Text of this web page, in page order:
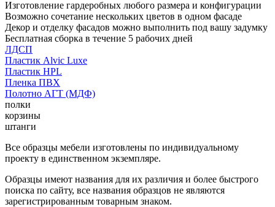
Изготовление гардеробных любого размера и конфигурации
Возможно сочетание нескольких цветов в одном фасаде
Декор и отделку фасадов можно выполнить под вашу задумку
Бесплатная сборка в течение 5 рабочих дней
ЛДСП
Пластик Alvic Luxe
Пластик HPL
Пленка ПВХ
Полотно АГТ (МДФ)
полки
корзины
штанги
Все образцы мебели изготовлены по индивидуальному
проекту в единственном экземпляре.
Образцы имеют названия для их различия и более быстрого
поиска по сайту, все названия образцов не являются
зарегистрированным товарным знаком.